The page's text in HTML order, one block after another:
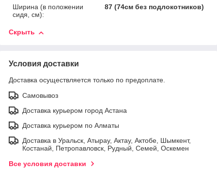
Ширина (в положении
сидя, см):
87 (74см без подлокотников)
Скрыть
Условия доставки
Доставка осуществляется только по предоплате.
Самовывоз
Доставка курьером город Астана
Доставка курьером по Алматы
Доставка в Уральск, Атырау, Актау, Актобе, Шымкент,
Костанай, Петропавловск, Рудный, Семей, Оскемен
Все условия доставки